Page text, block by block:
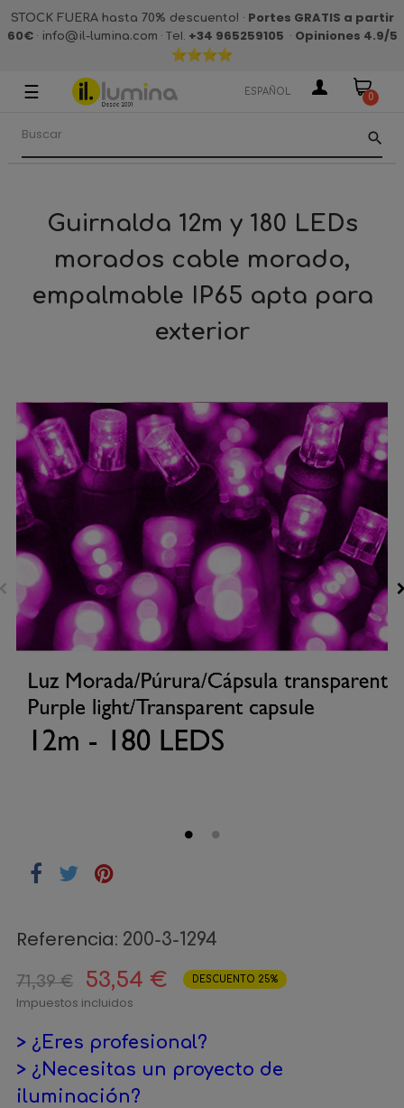
STOCK FUERA hasta 70% descuento! · Portes GRATIS a partir
60€· info@il-lumina.com · Tel. +34 965259105 · Opiniones 4.9/5
Navegación
palanca
☰ ESPAÑOL 0
search
Guirnalda 12m y 180 LEDs
morados cable morado,
empalmable IP65 apta para
exterior
Referencia: 200-3-1294
71,39 € 53,54 € DESCUENTO 25%
Impuestos incluidos
> ¿Eres profesional?
> ¿Necesitas un proyecto de
iluminación?